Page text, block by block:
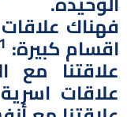
اقسام كبيرة: 1.
علاقتنا مع
علاقات